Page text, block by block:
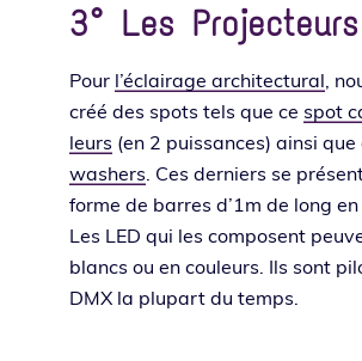
3° Les
Pour l’é­clai­rage archi­tec­tu­ral ,
créé des spots tels que ce spot
leurs (en 2 puis­sances) ain­si
washers . Ces der­niers se
forme de barres d’1m de long en
Les LED qui les com­posent
blancs ou en cou­leurs. Ils sont
DMX la plu­part du temps.